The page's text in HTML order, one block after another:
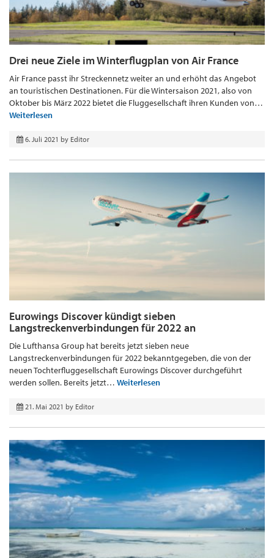
Drei neue Ziele im Winterflugplan von Air France
Air France passt ihr Streckennetz weiter an und erhöht das Angebot
an touristischen Destinationen. Für die Wintersaison 2021, also von
Oktober bis März 2022 bietet die Fluggesellschaft ihren Kunden von…
Weiterlesen
6. Juli 2021 by Editor
Eurowings Discover kündigt sieben
Langstreckenverbindungen für 2022 an
Die Lufthansa Group hat bereits jetzt sieben neue
Langstreckenverbindungen für 2022 bekanntgegeben, die von der
neuen Tochterfluggesellschaft Eurowings Discover durchgeführt
werden sollen. Bereits jetzt… Weiterlesen
21. Mai 2021 by Editor